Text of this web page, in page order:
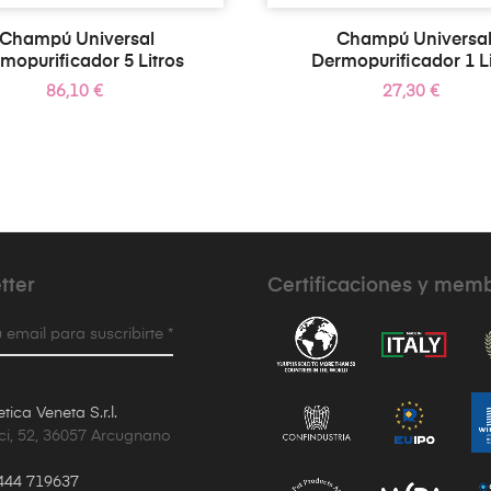
Champú Universal
5 Litros
Precio
86,10 €
Champú Universal
Dermopurificador 1
Precio
27,30 €
email para suscribirte *
Veneta S.r.l.
52, 36057 Arcugnano
719637
Certificaciones y